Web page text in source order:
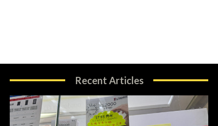
Recent Articles